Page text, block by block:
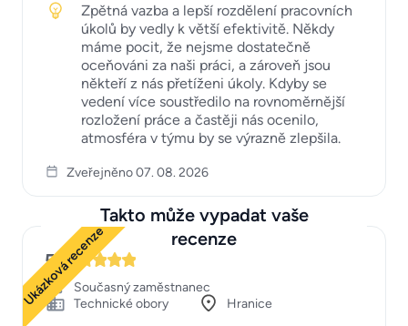
Zpětná vazba a lepší rozdělení pracovních
úkolů by vedly k větší efektivitě. Někdy
máme pocit, že nejsme dostatečně
oceňováni za naši práci, a zároveň jsou
někteří z nás přetíženi úkoly. Kdyby se
vedení více soustředilo na rovnoměrnější
rozložení práce a častěji nás ocenilo,
atmosféra v týmu by se výrazně zlepšila.
Zveřejněno 07. 08. 2026
Takto může vypadat vaše
recenze
Ukázková recenze
5
Současný zaměstnanec
Technické obory
Hranice